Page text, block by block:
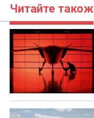
Читайте також